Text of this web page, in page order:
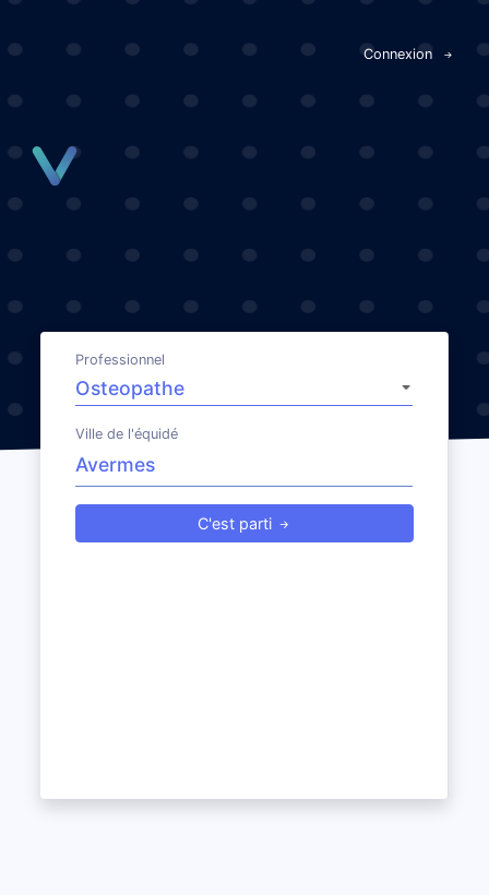
Connexion
Professionnel
Ville de l'équidé
C'est parti